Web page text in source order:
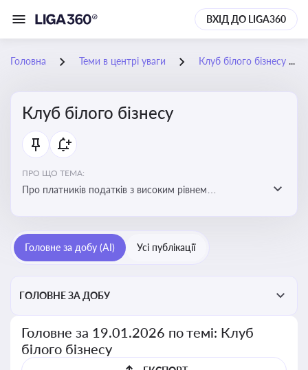
ВХІД ДО LIGA360
Головна Теми в центрі уваги Клуб білого бізнесу
Клуб білого бізнесу
ПРО ЩО ТЕМА:
Про платників податків з високим рівнем
Головне за добу (AI) Усі публікації
ГОЛОВНЕ ЗА ДОБУ
Головне за 19.01.2026 по темі: Клуб
білого бізнесу